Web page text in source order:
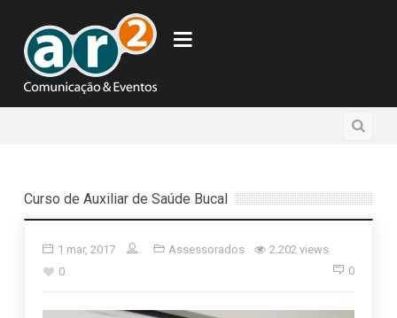
Curso de Auxiliar de Saúde Bucal
1 mar, 2017 Assessorados
2.202 views
0
0